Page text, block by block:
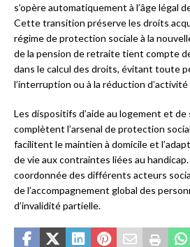
s’opère automatiquement à l’âge légal
Cette transition préserve les droits
régime de protection sociale à la
de la pension de retraite tient compte
dans le calcul des droits, évitant toute
l’interruption ou à la réduction d’activité
Les dispositifs d’aide au logement et
complètent l’arsenal de protection
facilitent le maintien à domicile et
de vie aux contraintes liées au
coordonnée des différents acteurs
de l’accompagnement global des
d’invalidité partielle.